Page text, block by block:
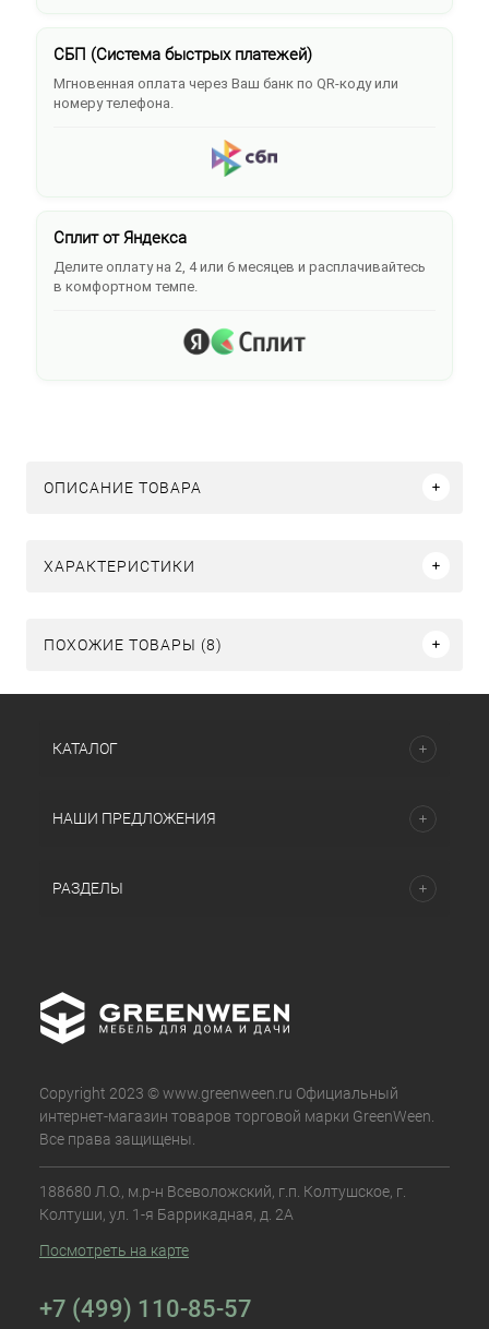
СБП (Система быстрых платежей)
Мгновенная оплата через Ваш банк по QR-коду или
номеру телефона.
Сплит от Яндекса
Делите оплату на 2, 4 или 6 месяцев и расплачивайтесь
в комфортном темпе.
ОПИСАНИЕ ТОВАРА
ХАРАКТЕРИСТИКИ
ПОХОЖИЕ ТОВАРЫ (8)
КАТАЛОГ
НАШИ ПРЕДЛОЖЕНИЯ
РАЗДЕЛЫ
Copyright 2023 © www.greenween.ru Официальный
интернет-магазин товаров торговой марки GreenWeen.
Все права защищены.
188680 Л.О., м.р-н Всеволожский, г.п. Колтушское, г.
Колтуши, ул. 1-я Баррикадная, д. 2А
Посмотреть на карте
+7 (499) 110-85-57